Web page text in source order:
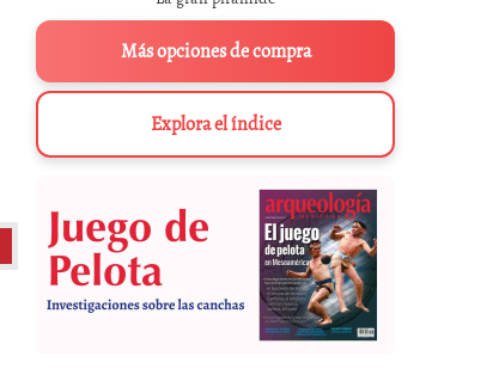
Vaso maya con la diosa de la Luna y el conejo.
Más opciones de compra
Explora el índice